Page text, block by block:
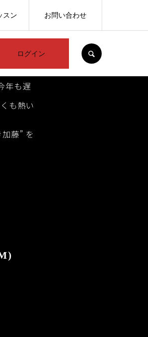
ログイン
スン お問い合わせ
年も遅
も熱い
藤” を